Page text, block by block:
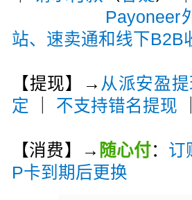
Payoneer
站、速卖通和线下B2B
【提现】→ 从派安盈
定
不支持错名提现
【消费】→ 随心付： 订
P卡到期后更换